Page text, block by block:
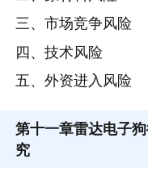
三、市场竞争风险
四、技术风险
五、外资进入风险
第十一章雷达电子
究